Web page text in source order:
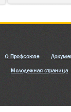
О Профсоюзе
Молодежная страница